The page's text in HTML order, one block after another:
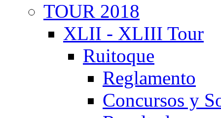
TOUR 2018
XLII - XLIII Tour
Ruitoque
Reglamento
Concursos y